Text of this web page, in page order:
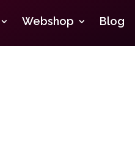
Webshop Blog